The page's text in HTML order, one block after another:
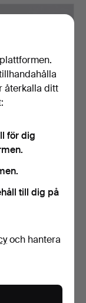
Hvid
lock 2…
maj 2026
återkalla ditt
för dig
till dig på
och hantera